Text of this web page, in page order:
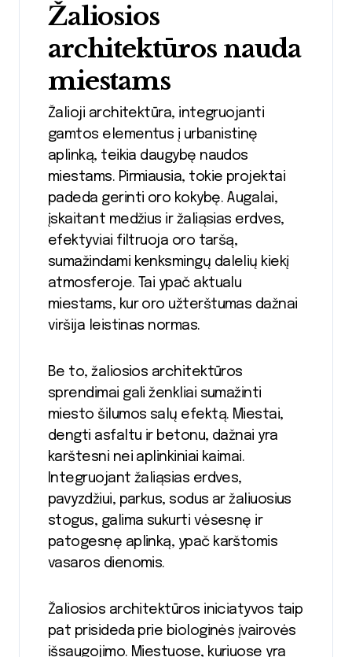
Žaliosios
architektūros nauda
miestams
Žalioji architektūra, integruojanti
gamtos elementus į urbanistinę
aplinką, teikia daugybę naudos
miestams. Pirmiausia, tokie projektai
padeda gerinti oro kokybę. Augalai,
įskaitant medžius ir žaliąsias erdves,
efektyviai filtruoja oro taršą,
sumažindami kenksmingų dalelių kiekį
atmosferoje. Tai ypač aktualu
miestams, kur oro užterštumas dažnai
viršija leistinas normas.
Be to, žaliosios architektūros
sprendimai gali ženkliai sumažinti
miesto šilumos salų efektą. Miestai,
dengti asfaltu ir betonu, dažnai yra
karštesni nei aplinkiniai kaimai.
Integruojant žaliąsias erdves,
pavyzdžiui, parkus, sodus ar žaliuosius
stogus, galima sukurti vėsesnę ir
patogesnę aplinką, ypač karštomis
vasaros dienomis.
Žaliosios architektūros iniciatyvos taip
pat prisideda prie biologinės įvairovės
išsaugojimo. Miestuose, kuriuose yra